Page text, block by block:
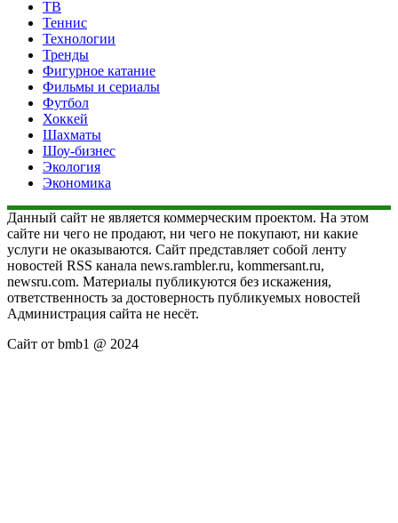
ТВ
Теннис
Технологии
Тренды
Фигурное катание
Фильмы и сериалы
Футбол
Хоккей
Шахматы
Шоу-бизнес
Экология
Экономика
Данный сайт не является коммерческим проектом. На этом
сайте ни чего не продают, ни чего не покупают, ни какие
услуги не оказываются. Сайт представляет собой ленту
новостей RSS канала news.rambler.ru, kommersant.ru,
newsru.com. Материалы публикуются без искажения,
ответственность за достоверность публикуемых новостей
Администрация сайта не несёт.
Сайт от bmb1 @ 2024